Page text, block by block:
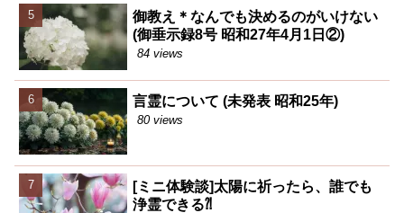
御教え＊なんでも決めるのがいけない
(御垂示録8号 昭和27年4月1日②)
84 views
言霊について (未発表 昭和25年)
80 views
[ミニ体験談]太陽に祈ったら、誰でも
浄霊できる⁈